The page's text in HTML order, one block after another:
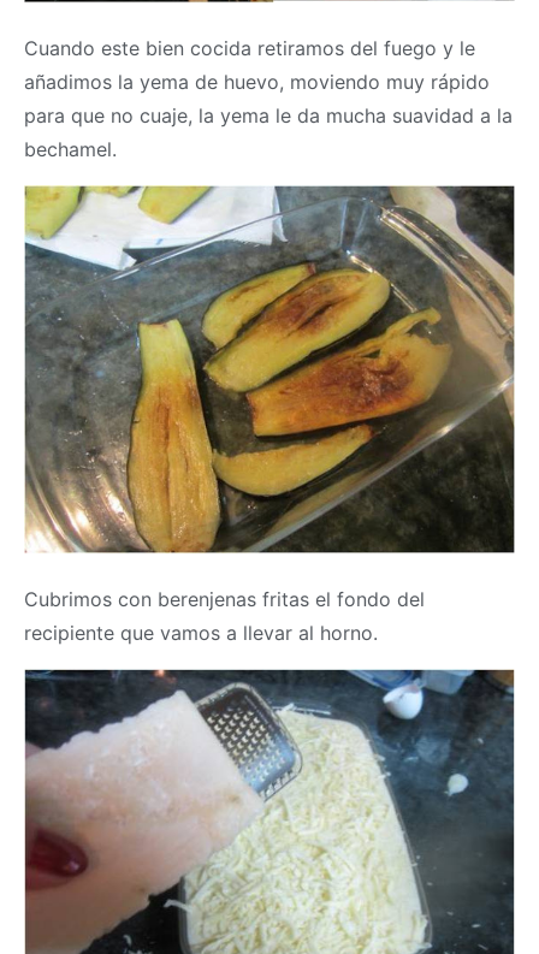
Cuando este bien cocida retiramos del fuego y le
añadimos la yema de huevo, moviendo muy rápido
para que no cuaje, la yema le da mucha suavidad a la
bechamel.
Cubrimos con berenjenas fritas el fondo del
recipiente que vamos a llevar al horno.